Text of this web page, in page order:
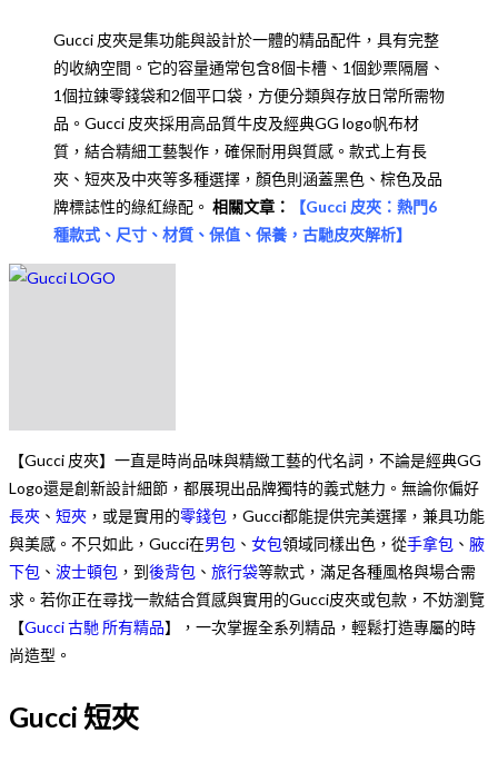
Gucci 皮夾是集功能與設計於一體的精品配件，具有完整
的收納空間。它的容量通常包含8個卡槽、1個鈔票隔層、
1個拉鍊零錢袋和2個平口袋，方便分類與存放日常所需物
品。Gucci 皮夾採用高品質牛皮及經典GG logo帆布材
質，結合精細工藝製作，確保耐用與質感。款式上有長
夾、短夾及中夾等多種選擇，顏色則涵蓋黑色、棕色及品
牌標誌性的綠紅綠配。 相關文章： 【Gucci 皮夾：熱門6
種款式、尺寸、材質、保值、保養，古馳皮夾解析】
ChatGPT 說：
【Gucci 皮夾】一直是時尚品味與精緻工藝的代名詞，不論是經典GG
Logo還是創新設計細節，都展現出品牌獨特的義式魅力。無論你偏好
長夾 、 短夾 ，或是實用的零錢包 ，Gucci都能提供完美選擇，兼具功能
與美感。不只如此，Gucci在男包 、 女包領域同樣出色，從手拿包 、 腋
下包 、 波士頓包 ，到後背包 、 旅行袋等款式，滿足各種風格與場合需
求。若你正在尋找一款結合質感與實用的Gucci皮夾或包款，不妨瀏覽
【Gucci 古馳 所有精品】，一次掌握全系列精品，輕鬆打造專屬的時
尚造型。
Gucci 短夾